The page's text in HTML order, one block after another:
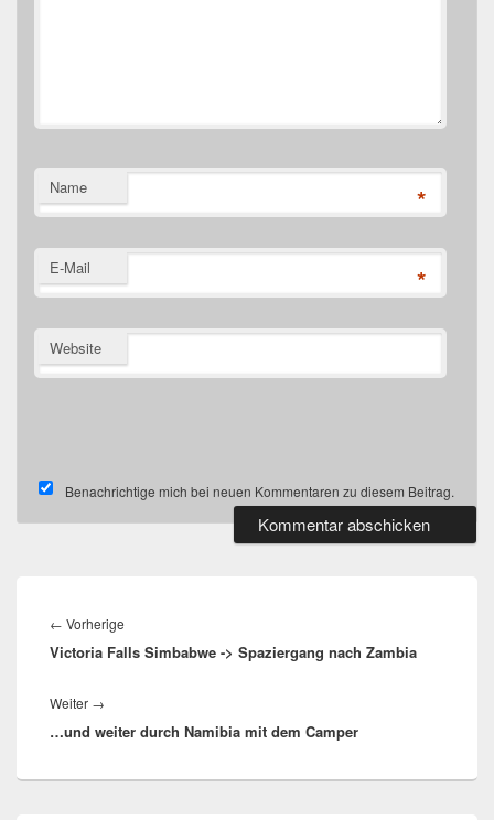
Name *
E-Mail *
Website
Benachrichtige mich bei neuen Kommentaren zu diesem Beitrag.
← Vorherige
Beitrag:
Victoria Falls Simbabwe -> Spaziergang nach Zambia
Weiter →
Beitrag:
…und weiter durch Namibia mit dem Camper